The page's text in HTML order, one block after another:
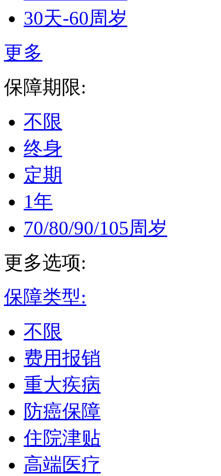
30天-60周岁
更多
保障期限:
不限
终身
定期
1年
70/80/90/105周岁
更多选项:
保障类型:
不限
费用报销
重大疾病
防癌保障
住院津贴
高端医疗